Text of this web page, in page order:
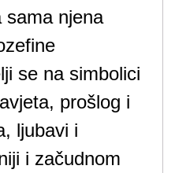
sama njena
se na simbolici
prošlog i
ljubavi i
i začudnom